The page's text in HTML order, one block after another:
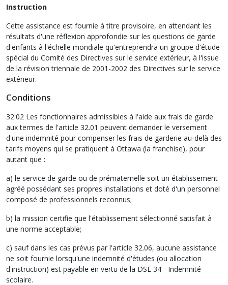
Instruction
Cette assistance est fournie à titre provisoire, en attendant les
résultats d'une réflexion approfondie sur les questions de garde
d'enfants à l'échelle mondiale qu'entreprendra un groupe d'étude
spécial du Comité des Directives sur le service extérieur, à l'issue
de la révision triennale de 2001-2002 des Directives sur le service
extérieur.
Conditions
32.02 Les fonctionnaires admissibles à l'aide aux frais de garde
aux termes de l'article 32.01 peuvent demander le versement
d'une indemnité pour compenser les frais de garderie au-delà des
tarifs moyens qui se pratiquent à Ottawa (la franchise), pour
autant que :
a) le service de garde ou de prématernelle soit un établissement
agréé possédant ses propres installations et doté d'un personnel
composé de professionnels reconnus;
b) la mission certifie que l'établissement sélectionné satisfait à
une norme acceptable;
c) sauf dans les cas prévus par l'article 32.06, aucune assistance
ne soit fournie lorsqu'une indemnité d'études (ou allocation
d'instruction) est payable en vertu de la DSE 34 - Indemnité
scolaire.